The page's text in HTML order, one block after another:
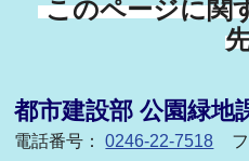
このページに関
都市建設部 公園緑地
電話番号：0246-22-7518